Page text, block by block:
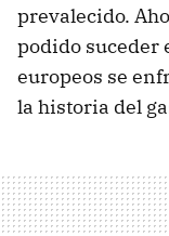
prevalecido.
podido suceder
europeos se
la historia del